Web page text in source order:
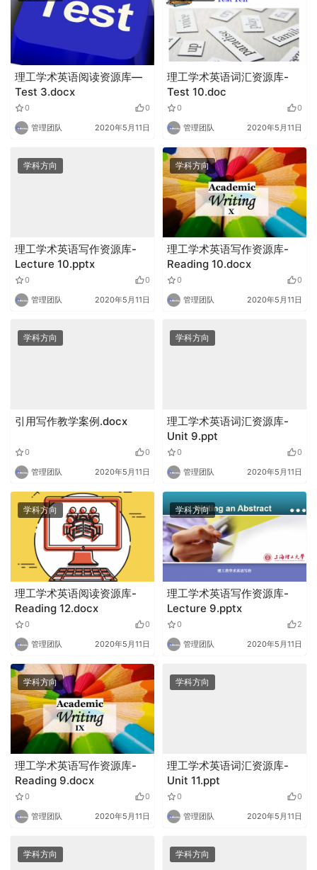
理工学术英语阅读资源库—
Test 3.docx
0 0
管理团队 2020年5月11日
理工学术英语词汇资源库-
Test 10.doc
0 0
管理团队 2020年5月11日
学科方向
理工学术英语写作资源库-
Lecture 10.pptx
0 0
管理团队 2020年5月11日
学科方向
理工学术英语写作资源库-
Reading 10.docx
0 0
管理团队 2020年5月11日
学科方向
引用写作教学案例.docx
0 0
管理团队 2020年5月11日
学科方向
理工学术英语词汇资源库-
Unit 9.ppt
0 0
管理团队 2020年5月11日
学科方向
理工学术英语阅读资源库-
Reading 12.docx
0 0
管理团队 2020年5月11日
学科方向
理工学术英语写作资源库-
Lecture 9.pptx
0 2
管理团队 2020年5月11日
学科方向
理工学术英语写作资源库-
Reading 9.docx
0 0
管理团队 2020年5月11日
学科方向
理工学术英语词汇资源库-
Unit 11.ppt
0 0
管理团队 2020年5月11日
学科方向 学科方向